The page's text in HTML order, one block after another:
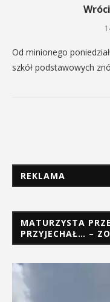
Od minionego
szkół podstawowych
REKLAMA
MATURZYSTA
PRZYJECHAŁ… –
Odtwarzacz